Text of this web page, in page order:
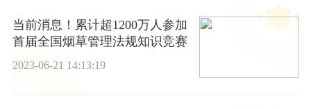
当前消息！累计超1200万人参加
首届全国烟草管理法规知识竞赛
2023-06-21 14:13:19